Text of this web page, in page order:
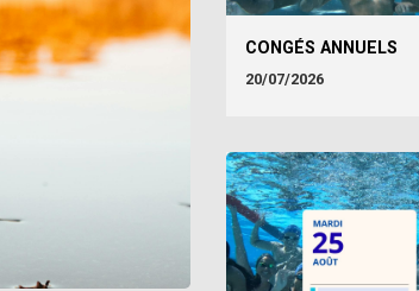
CONGÉS ANNUELS
20/07/2026